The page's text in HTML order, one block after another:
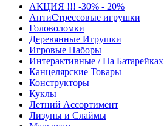
АКЦИЯ !!! -30% - 20%
АнтиСтрессовые игрушки
Головоломки
Деревянные Игрушки
Игровые Наборы
Интерактивные / На Батарейках
Канцелярские Товары
Конструкторы
Куклы
Летний Ассортимент
Лизуны и Слаймы